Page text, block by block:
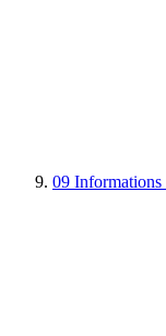
09 Informations